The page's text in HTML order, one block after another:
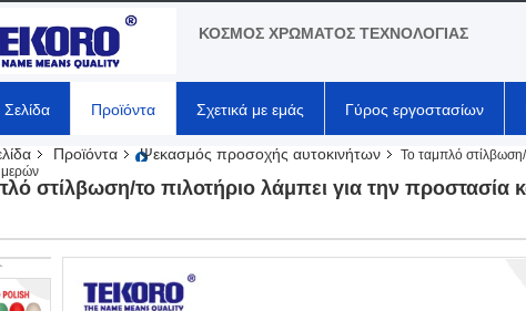
ΚΟΣΜΟΣ ΧΡΩΜΑΤΟΣ ΤΕΧΝΟΛΟΓΙΑΣ
Προϊόντα Σχετικά με εμάς Γύρος εργοστασίων
Προϊόντα Ψεκασμός προσοχής αυτοκινήτων
Το ταμπλό
στίλβωση/το πιλοτήριο λάμπει για την